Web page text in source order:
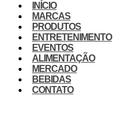
INÍCIO
MARCAS
PRODUTOS
ENTRETENIMENTO
EVENTOS
ALIMENTAÇÃO
MERCADO
BEBIDAS
CONTATO